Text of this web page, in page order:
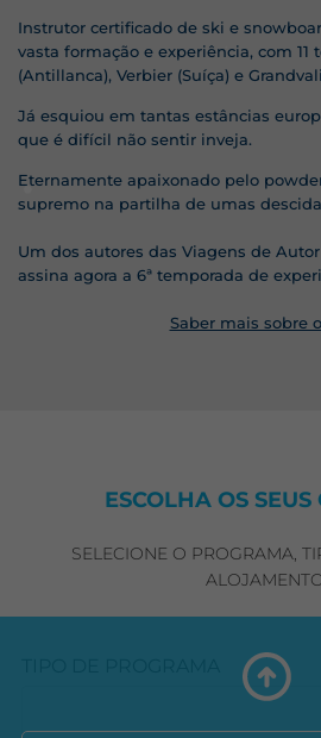
Instrutor certificado de ski e
vasta formação e experiência, com 11
(Antillanca), Verbier (Suíça) e
Já esquiou em tantas estâncias
que é difícil não sentir inveja.
Eternamente apaixonado pelo
supremo na partilha de umas
Um dos autores das Viagens de
assina agora a 6ª temporada de
Saber mais sobre
ESCOLHA OS SEUS
SELECIONE O PROGRAMA,